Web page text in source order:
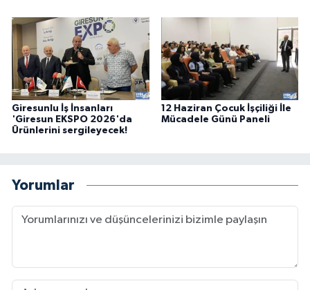
Giresunlu İş İnsanları
'Giresun EKSPO 2026'da
Ürünlerini sergileyecek!
12 Haziran Çocuk İşçiliği İle
Mücadele Günü Paneli
Yorumlar